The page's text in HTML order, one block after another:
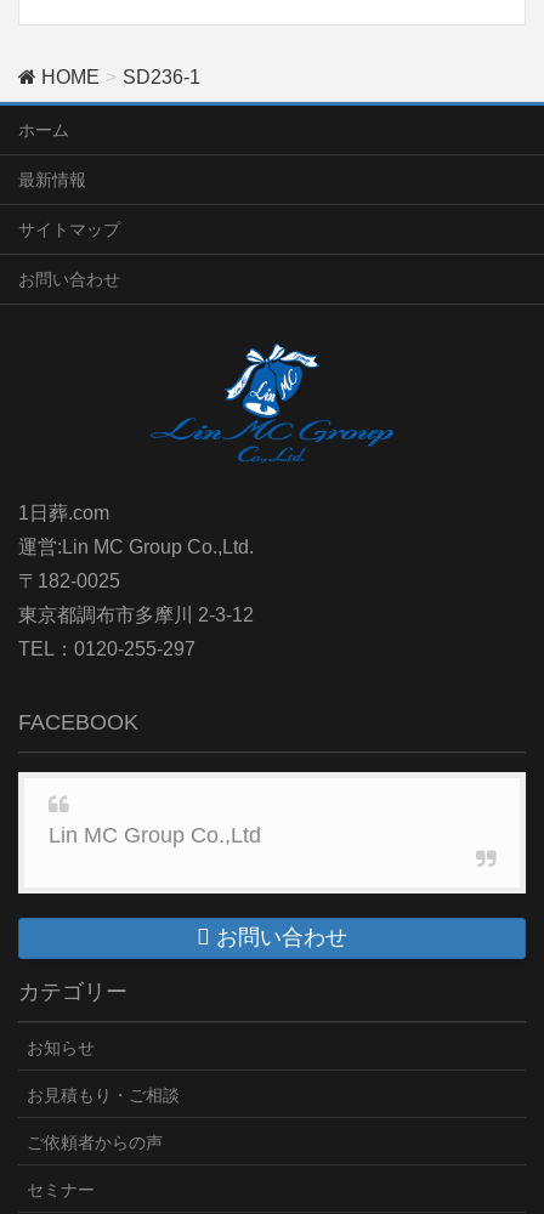
HOME SD236-1
ホーム
最新情報
サイトマップ
お問い合わせ
1日葬.com
運営:Lin MC Group Co.,Ltd.
〒182-0025
東京都調布市多摩川 2-3-12
TEL：0120-255-297
FACEBOOK
Lin MC Group Co.,Ltd
お問い合わせ
カテゴリー
お知らせ
お見積もり・ご相談
ご依頼者からの声
セミナー